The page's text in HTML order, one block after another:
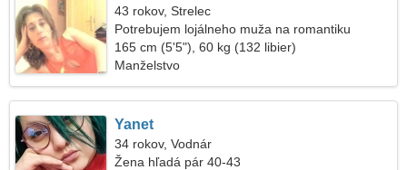
43 rokov, Strelec
Potrebujem lojálneho muža na romantiku
165 cm (5'5"), 60 kg (132 libier)
Manželstvo
Yanet
34 rokov, Vodnár
Žena hľadá pár 40-43